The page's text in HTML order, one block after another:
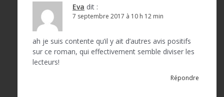
Eva dit :
7 septembre 2017 à 10 h 12 min
ah je suis contente qu’il y ait d’autres avis positifs
sur ce roman, qui effectivement semble diviser les
lecteurs!
Répondre